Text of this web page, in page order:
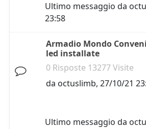
Ultimo messaggio da
23:58
Armadio Mondo
led installate
0 Risposte 13277 Visite
da octuslimb, 27/10/21
Ultimo messaggio da